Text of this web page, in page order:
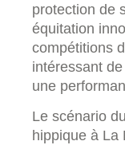
protection de
équitation
compétitions
intéressant
une
Le scénario
hippique à La